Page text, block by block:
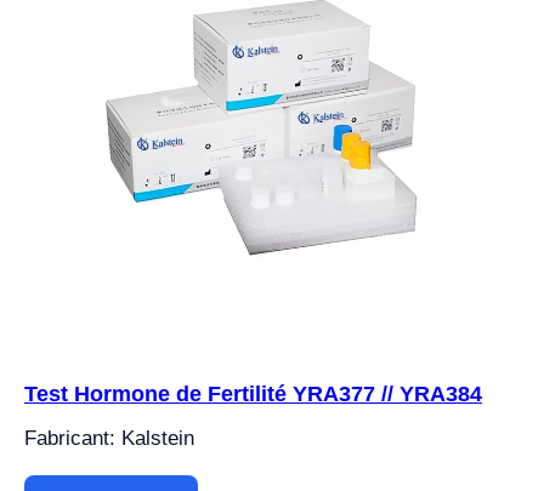
Test Hormone de Fertilité YRA377 // YRA384
Fabricant: Kalstein